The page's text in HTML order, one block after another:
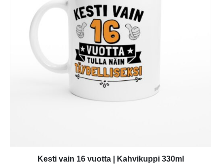
Kesti vain 16 vuotta | Kahvikuppi 330ml